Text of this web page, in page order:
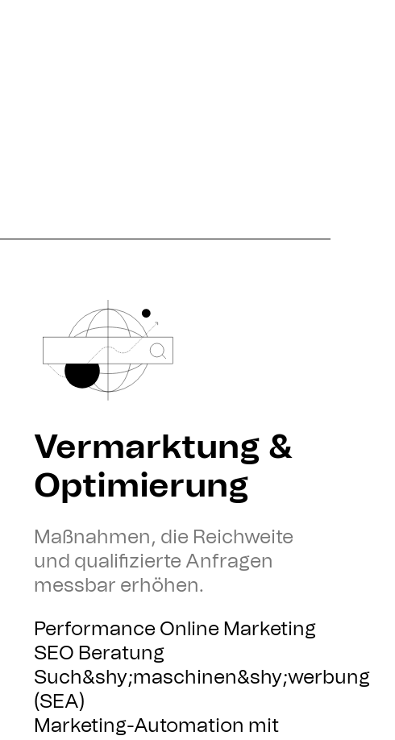
Vermarktung &
Optimierung
Maßnahmen, die Reichweite
und qualifizierte Anfragen
messbar erhöhen.
Performance Online Marketing
SEO Beratung
Such&shy;maschinen&shy;werbung
(SEA)
Marketing-Automation mit